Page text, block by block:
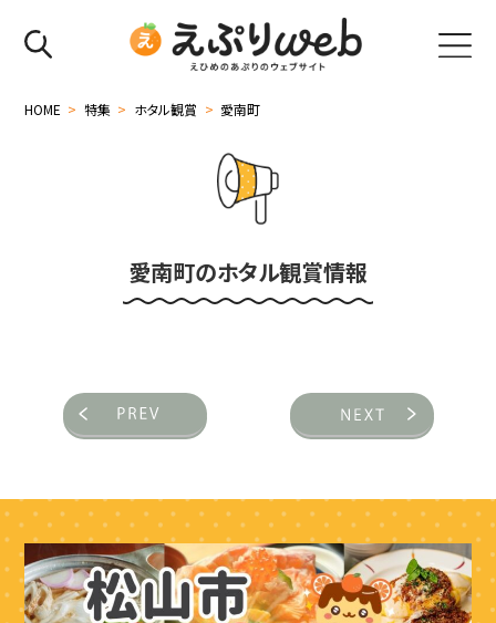
HOME > 特集 > ホタル観賞 > 愛南町
愛南町のホタル観賞情報